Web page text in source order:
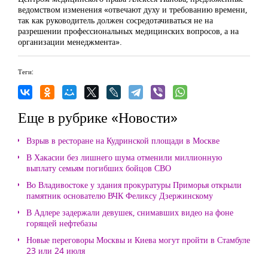
ведомством изменения «отвечают духу и требованию времени,
так как руководитель должен сосредотачиваться не на
разрешении профессиональных медицинских вопросов, а на
организации менеджмента».
Теги:
Еще в рубрике «Новости»
Взрыв в ресторане на Кудринской площади в Москве
В Хакасии без лишнего шума отменили миллионную
выплату семьям погибших бойцов СВО
Во Владивостоке у здания прокуратуры Приморья открыли
памятник основателю ВЧК Феликсу Дзержинскому
В Адлере задержали девушек, снимавших видео на фоне
горящей нефтебазы
Новые переговоры Москвы и Киева могут пройти в Стамбуле
23 или 24 июля